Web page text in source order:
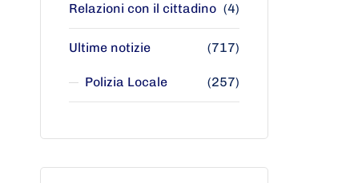
Relazioni con il cittadino (4)
Ultime notizie (717)
Polizia Locale (257)